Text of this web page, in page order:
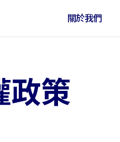
關於我們
政策